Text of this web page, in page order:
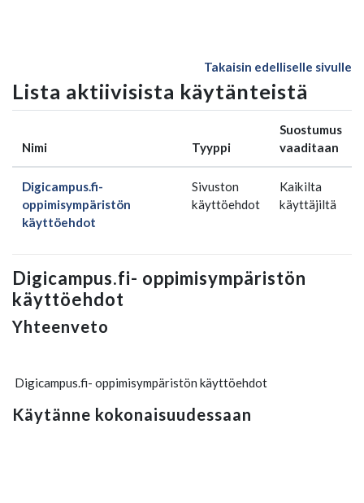
Takaisin edelliselle sivulle
Lista aktiivisista käytänteistä
Nimi Tyyppi
Suostumus
vaaditaan
Digicampus.fi-
oppimisympäristön
käyttöehdot
Sivuston
käyttöehdot
Kaikilta
käyttäjiltä
Digicampus.fi- oppimisympäristön
käyttöehdot
Yhteenveto
Digicampus.fi- oppimisympäristön käyttöehdot
Käytänne kokonaisuudessaan